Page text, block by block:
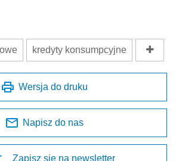
kredyty konsumpcyjne
Wersja do druku
Napisz do nas
Zapisz się na newsletter